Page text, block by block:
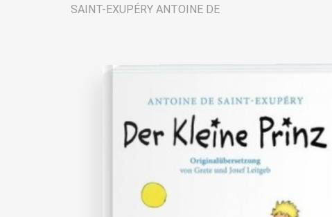
SAINT-EXUPÉRY ANTOINE DE